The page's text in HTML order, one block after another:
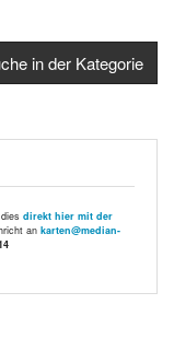
direkt hier mit der
an karten@median-